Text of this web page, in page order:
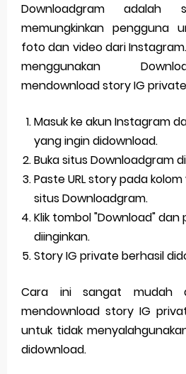
Downloadgram
memungkinkan pengguna
foto dan video dari
menggunakan
mendownload story IG
Masuk ke akun Instagram
yang ingin didownload.
Buka situs Downloadgram
Paste URL story pada
situs Downloadgram.
Klik tombol "Download"
diinginkan.
Story IG private berhasil
Cara ini sangat mudah
mendownload story IG
untuk tidak
didownload.